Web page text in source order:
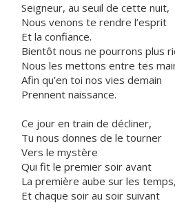
Seigneur, au seuil de cette nuit,
Nous venons te rendre l’esprit
Et la confiance.
Bientôt nous ne pourrons plus
Nous les mettons entre tes
Afin qu’en toi nos vies demain
Prennent naissance.
Ce jour en train de décliner,
Tu nous donnes de le tourner
Vers le mystère
Qui fit le premier soir avant
La première aube sur les temps,
Et chaque soir au soir suivant